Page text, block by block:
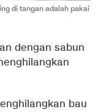
di tangan adalah pakai
dengan sabun
bau